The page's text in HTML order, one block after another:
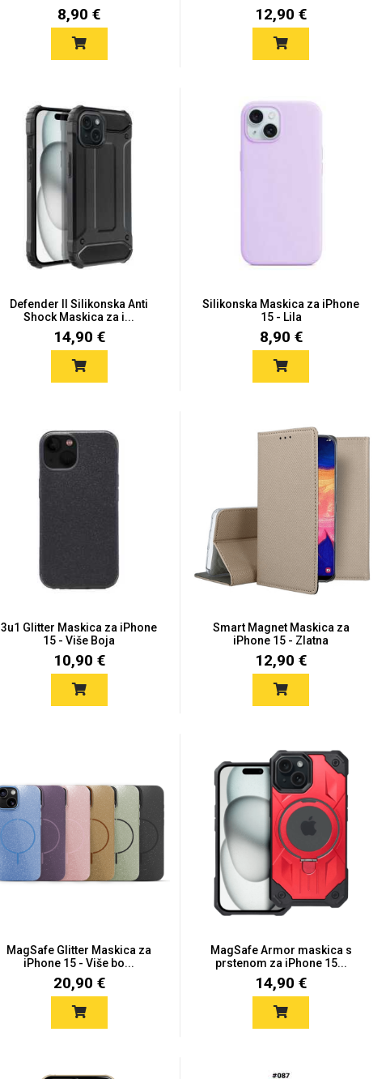
8,90 € 12,90 €
Defender II Silikonska Anti
Shock Maskica za i...
14,90 €
Silikonska Maskica za iPhone
15 - Lila
8,90 €
3u1 Glitter Maskica za iPhone
15 - Više Boja
10,90 €
Smart Magnet Maskica za
iPhone 15 - Zlatna
12,90 €
MagSafe Glitter Maskica za
iPhone 15 - Više bo...
20,90 €
MagSafe Armor maskica s
prstenom za iPhone 15...
14,90 €